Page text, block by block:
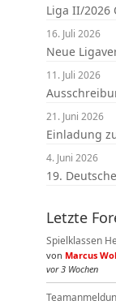
Liga II/2026
Neue
16. Juli 2026
11. Juli 2026
Einladung
21. Juni 2026
19.
4. Juni 2026
Letzte
Spielklassen
von Marcus
vor 3 Wochen